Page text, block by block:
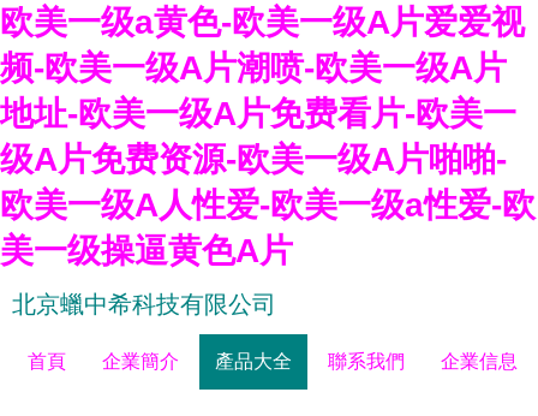
欧美一级a黄色-欧美一级A片爱爱视
频-欧美一级A片潮喷-欧美一级A片
地址-欧美一级A片免费看片-欧美一
级A片免费资源-欧美一级A片啪啪-
欧美一级A人性爱-欧美一级a性爱-欧
美一级操逼黄色A片
北京蠟中希科技有限公司
首頁 企業簡介 產品大全 聯系我們 企業信息